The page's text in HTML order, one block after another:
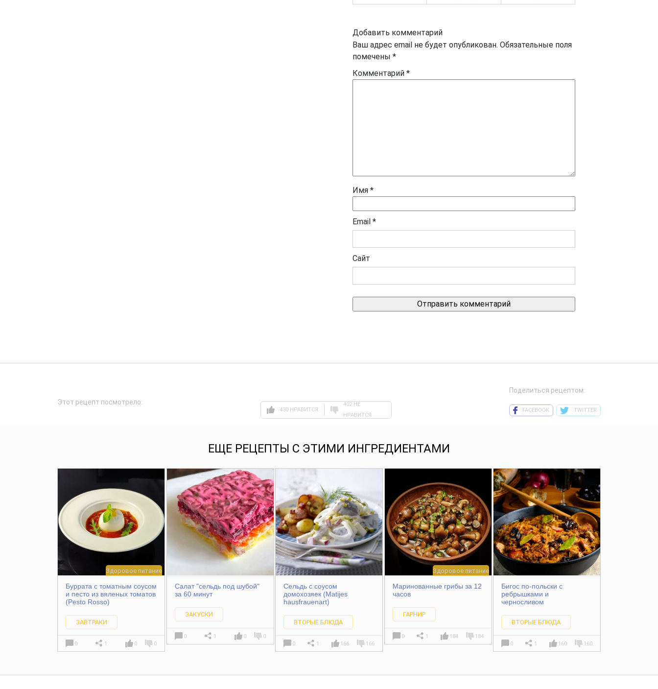
Добавить комментарий
Ваш адрес email не будет опубликован. Обязательные поля
помечены *
Комментарий *
Имя *
Email *
Сайт
Этот рецепт посмотрело:
430 НРАВИТСЯ
402 НЕ
НРАВИТСЯ
Поделиться рецептом:
FACEBOOK TWITTER
ЕЩЕ РЕЦЕПТЫ С ЭТИМИ ИНГРЕДИЕНТАМИ
Здоровое питание
Буррата с томатным соусом
и песто из вяленых томатов
(Pesto Rosso)
ЗАВТРАКИ
0 1 0 0
Салат "сельдь под шубой"
за 60 минут
ЗАКУСКИ
0 1 0 0
Сельдь с соусом
домохозяек (Matijes
hausfrauenart)
ВТОРЫЕ БЛЮДА
0 1 166 166
Здоровое питание
Маринованные грибы за 12
часов
ГАРНИР
0 1 184 184
Бигос по-польски с
ребрышками и
черносливом
ВТОРЫЕ БЛЮДА
0 1 160 160